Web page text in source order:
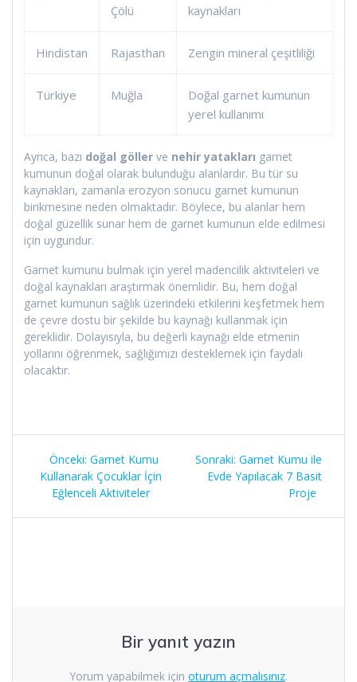
Çölü
kaynakları
Hindistan Rajasthan Zengin mineral çeşitliliği
Türkiye Muğla
Doğal garnet kumunun
yerel kullanımı
Ayrıca, bazı doğal göller ve nehir yatakları garnet
kumunun doğal olarak bulunduğu alanlardır. Bu tür su
kaynakları, zamanla erozyon sonucu garnet kumunun
birikmesine neden olmaktadır. Böylece, bu alanlar hem
doğal güzellik sunar hem de garnet kumunun elde edilmesi
için uygundur.
Garnet kumunu bulmak için yerel madencilik aktiviteleri ve
doğal kaynakları araştırmak önemlidir. Bu, hem doğal
garnet kumunun sağlık üzerindeki etkilerini keşfetmek hem
de çevre dostu bir şekilde bu kaynağı kullanmak için
gereklidir. Dolayısıyla, bu değerli kaynağı elde etmenin
yollarını öğrenmek, sağlığımızı desteklemek için faydalı
olacaktır.
Yazı
gezinmesi
Önceki: Önceki
yazı:
Garnet Kumu
Kullanarak Çocuklar İçin
Eğlenceli Aktiviteler
Sonraki: Sonraki
yazı:
Garnet Kumu ile
Evde Yapılacak 7 Basit
Proje
Bir yanıt yazın
Yorum yapabilmek için oturum açmalısınız.